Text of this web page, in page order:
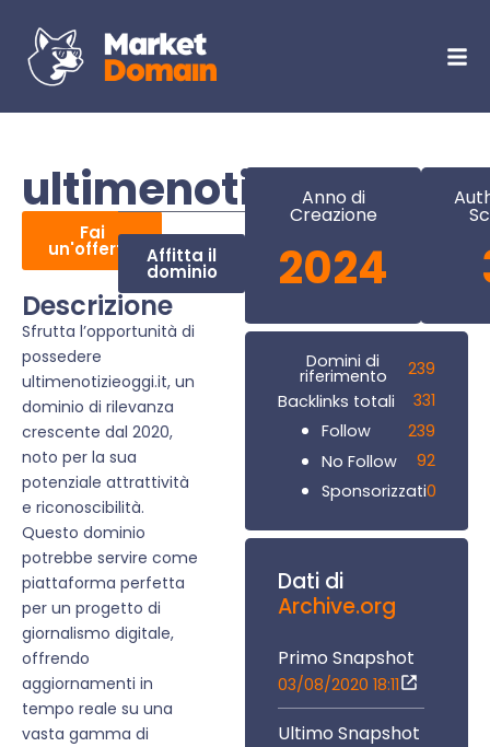
ultimenotizieoggi.it
Fai
un'offerta Affitta il
dominio
Descrizione
Sfrutta l’opportunità di
possedere
ultimenotizieoggi.it, un
dominio di rilevanza
crescente dal 2020,
noto per la sua
potenziale attrattività
e riconoscibilità.
Questo dominio
potrebbe servire come
piattaforma perfetta
per un progetto di
giornalismo digitale,
offrendo
aggiornamenti in
tempo reale su una
vasta gamma di
Anno di
Creazione
2024
Domini di
riferimento
239
Backlinks totali
331
Follow
239
No Follow
92
Sponsorizzati0
Dati di
Archive.org
Primo Snapshot
03/08/2020 18:11
Ultimo Snapshot